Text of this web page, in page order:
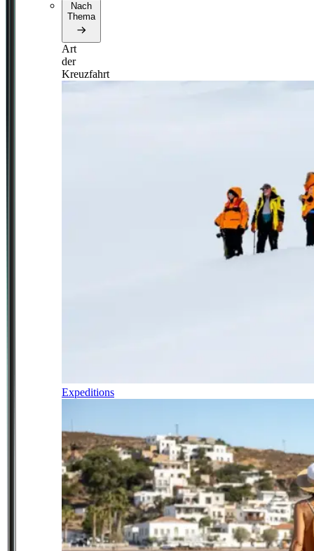
Nach
Thema
Art
der
Kreuzfahrt
Expeditions